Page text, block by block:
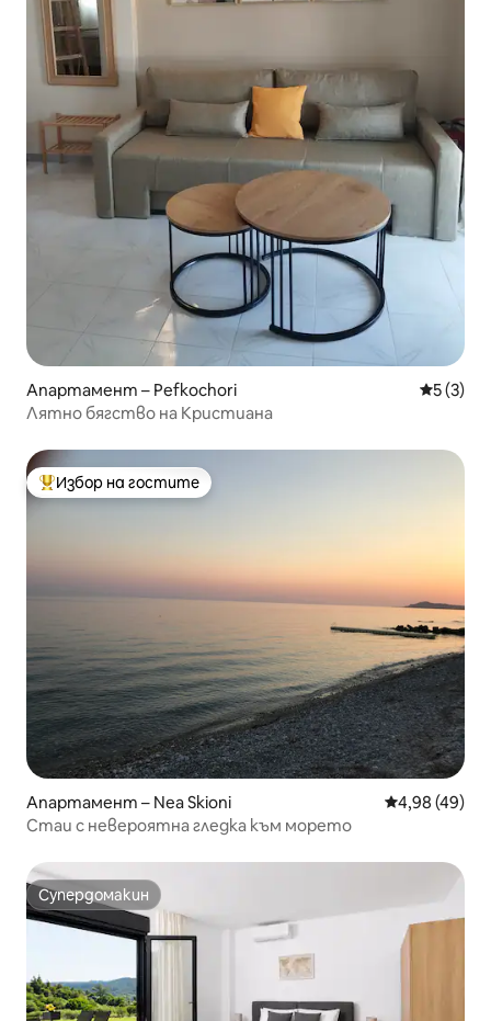
Апартамент – Pefkochori Средна
5 (3)
Лятно бягство на Кристиана
Най-популярен избор на гостите
Избор на гостите
Апартамент – Nea Skioni Средна
4,98 (49)
Стаи с невероятна гледка към морето
Супердомакин
Супердомакин